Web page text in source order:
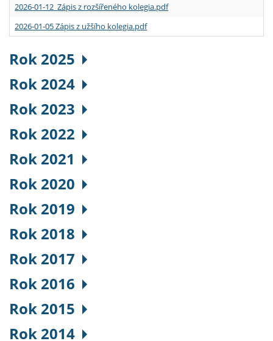
2026-01-12 Zápis z rozšířeného kolegia.pdf
2026-01-05 Zápis z užšího kolegia.pdf
Rok 2025
Rok 2024
Rok 2023
Rok 2022
Rok 2021
Rok 2020
Rok 2019
Rok 2018
Rok 2017
Rok 2016
Rok 2015
Rok 2014